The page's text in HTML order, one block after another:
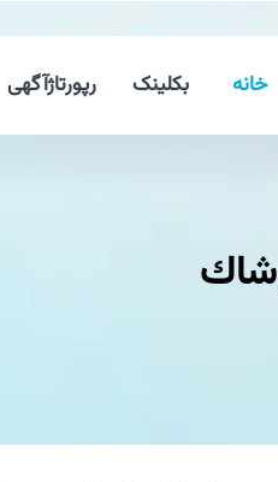
خانه بکلینک رپورتاژآگهی